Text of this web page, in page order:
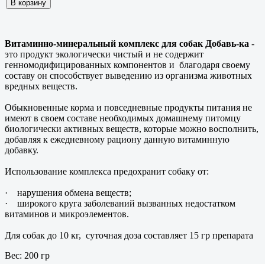
Витаминно-минеральный комплекс для собак Добавь-ка -
это продукт экологически чистый и не содержит
генномодифицированных компонентов и благодаря своему
составу он способствует выведению из организма животных
вредных веществ.
Обыкновенные корма и повседневные продукты питания не
имеют в своем составе необходимых домашнему питомцу
биологически активных веществ, которые можно восполнить,
добавляя к ежедневному рациону данную витаминную
добавку.
Использование комплекса предохранит собаку от:
· нарушения обмена веществ;
· широкого круга заболеваний вызванных недостатком
витаминов и микроэлементов.
Для собак до 10 кг, суточная доза составляет 15 гр препарата
Вес: 200 гр